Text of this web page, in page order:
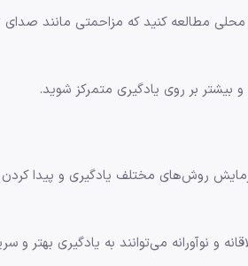
مطالعه کنید که مزاحمتی مانند صدای
بر روی یادگیری متمرکز شوید.
روش‌های مختلف یادگیری و پیدا
و نوآورانه می‌توانند به یادگیری بهتر و